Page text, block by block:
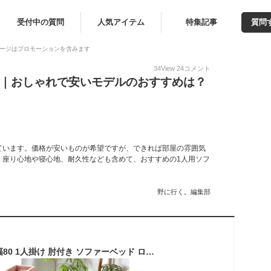
受付中の質問 人気アイテム 特集記事 質問
ジはプロモーションを含みます
34View 24コメント
おしゃれで安いモデルのおすすめは？
ます。価格が安いものが希望ですが、できれば部屋の雰囲気
り心地や寝心地、耐久性なども含めて、おすすめの1人用ソフ
野に行く。編集部
3way ソファベッド 幅80 1人掛け 肘付き ソファーベッド ローソファ フロアソファ ソファベット ソファーベット ソファ ソファー 座椅子 ロータイプ コンパクト 折りたたみ 1人用 一人用 一人掛け 1P sofa 来客用 北欧 かわいい